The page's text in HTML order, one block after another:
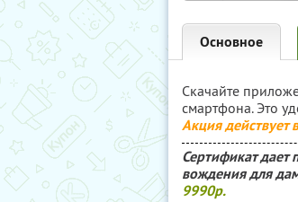
Основное
Скачайте
смартфона. Это
Акция действует
Сертификат дает
вождения для
9990р.